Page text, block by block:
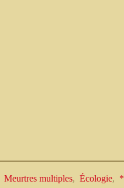
Meurtres multiples, Écologie, *